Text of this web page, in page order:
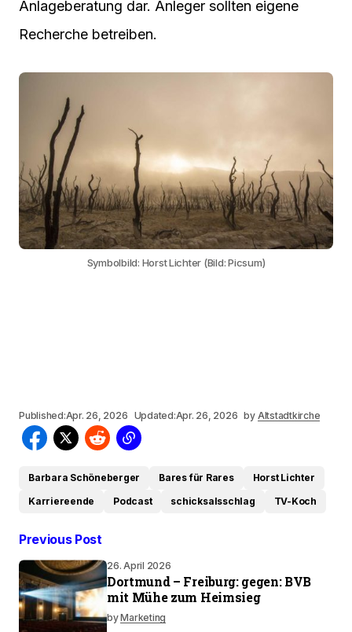
Anlageberatung dar. Anleger sollten eigene
Recherche betreiben.
Symbolbild: Horst Lichter (Bild: Picsum)
Published:Apr. 26, 2026 Updated:Apr. 26, 2026 by Altstadtkirche
Barbara Schöneberger Bares für Rares
Horst Lichter
Karriereende
Podcast schicksalsschlag TV-Koch
Previous Post
26. April 2026
Dortmund – Freiburg: gegen: BVB
mit Mühe zum Heimsieg
byMarketing